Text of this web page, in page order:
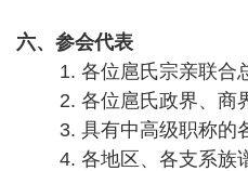
六、参会代表
1. 各位扈氏宗亲联合总
2. 各位扈氏政界、商界
3. 具有中高级职称的各
4. 各地区、各支系族